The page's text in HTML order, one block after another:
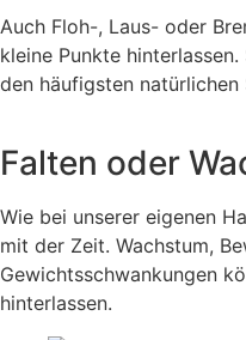
Auch Floh-, Laus- oder
kleine Punkte
den häufigsten natürlichen
Falten oder
Wie bei unserer eigenen
mit der Zeit. Wachstum,
Gewichtsschwankungen
hinterlassen.